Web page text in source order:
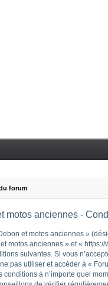
forum
motos anciennes -
et motos anciennes »
motos anciennes » et «
suivantes. Si vous
pas utiliser et accéder à «
à n’importe quel